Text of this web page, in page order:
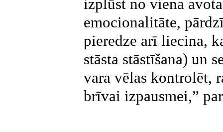
izplūst no viena
emocionalitāte,
pieredze arī liecina,
stāsta stāstīšana) un
vara vēlas kontrolēt,
brīvai izpausmei,”